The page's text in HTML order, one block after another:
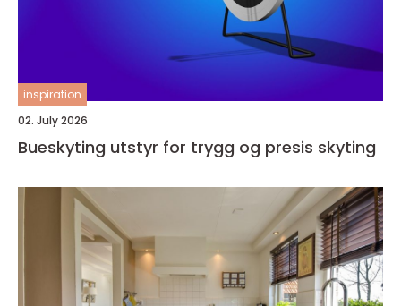
inspiration
02. July 2026
Bueskyting utstyr for trygg og presis skyting